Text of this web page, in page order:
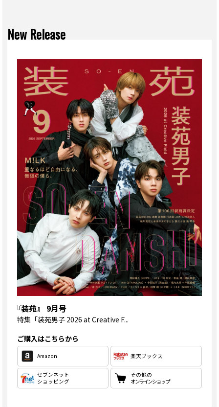
New Release
『装苑』 9月号
特集 「装苑男子 2026 at Creative F...
ご購入はこちらから
Amazon 楽天ブックス
セブンネット
ショッピング
その他の
オンラインショップ